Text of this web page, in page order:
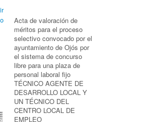
Acta de valoración de
méritos para el proceso
selectivo convocado por el
ayuntamiento de Ojós por
el sistema de concurso
libre para una plaza de
personal laboral fijo
TÉCNICO AGENTE DE
DESARROLLO LOCAL Y
UN TÉCNICO DEL
CENTRO LOCAL DE
EMPLEO